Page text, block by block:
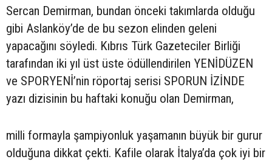
Sercan Demirman, bundan önceki takımlarda olduğu
gibi Aslanköy’de de bu sezon elinden geleni
yapacağını söyledi. Kıbrıs Türk Gazeteciler Birliği
tarafından iki yıl üst üste ödüllendirilen YENİDÜZEN
ve SPORYENİ’nin röportaj serisi SPORUN İZİNDE
yazı dizisinin bu haftaki konuğu olan Demirman,
milli formayla şampiyonluk yaşamanın büyük bir gurur
olduğuna dikkat çekti. Kafile olarak İtalya’da çok iyi bir